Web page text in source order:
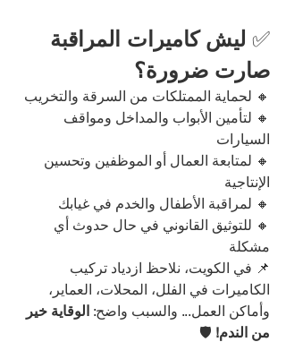
✅ ليش كاميرات المراقبة
صارت ضرورة؟
🔸 لحماية الممتلكات من السرقة والتخريب
🔸 لتأمين الأبواب والمداخل ومواقف
السيارات
🔸 لمتابعة العمال أو الموظفين وتحسين
الإنتاجية
🔸 لمراقبة الأطفال والخدم في غيابك
🔸 للتوثيق القانوني في حال حدوث أي
مشكلة
📌 في الكويت، نلاحظ ازدياد تركيب
الكاميرات في الفلل، المحلات، العماير،
وأماكن العمل... والسبب واضح: الوقاية خير
من الندم! 🛡️